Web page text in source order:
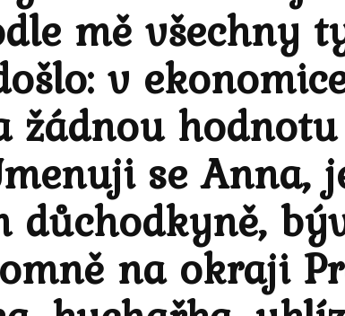
mě všechny
v
žádnou
se Anna,
důchodkyně,
na okraji